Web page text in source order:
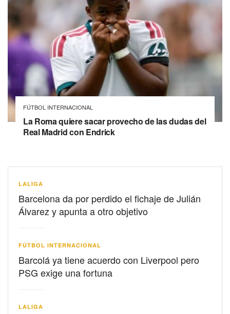
FÚTBOL INTERNACIONAL
La Roma quiere sacar provecho de las dudas del
Real Madrid con Endrick
LALIGA
Barcelona da por perdido el fichaje de Julián
Álvarez y apunta a otro objetivo
FÚTBOL INTERNACIONAL
Barcolá ya tiene acuerdo con Liverpool pero
PSG exige una fortuna
LALIGA